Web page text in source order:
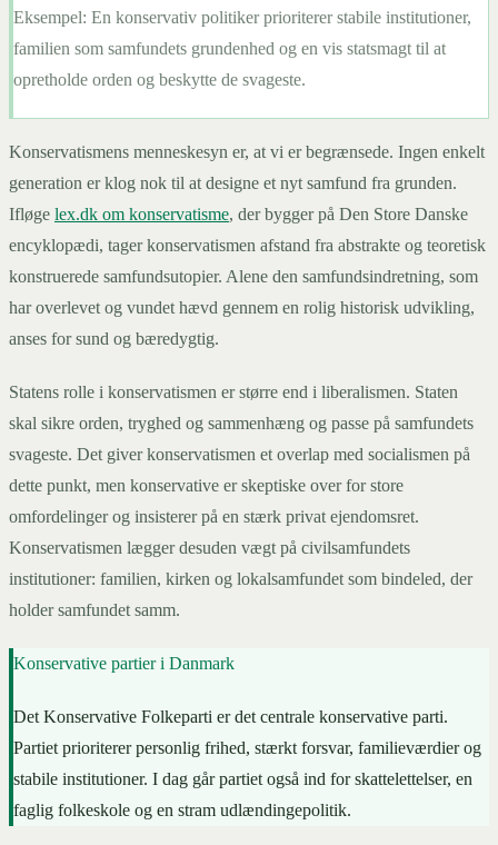
Eksempel: En konservativ politiker prioriterer stabile institutioner,
familien som samfundets grundenhed og en vis statsmagt til at
opretholde orden og beskytte de svageste.
Konservatismens menneskesyn er, at vi er begrænsede. Ingen enkelt
generation er klog nok til at designe et nyt samfund fra grunden.
Ifløge lex.dk om konservatisme, der bygger på Den Store Danske
encyklopædi, tager konservatismen afstand fra abstrakte og teoretisk
konstruerede samfundsutopier. Alene den samfundsindretning, som
har overlevet og vundet hævd gennem en rolig historisk udvikling,
anses for sund og bæredygtig.
Statens rolle i konservatismen er større end i liberalismen. Staten
skal sikre orden, tryghed og sammenhæng og passe på samfundets
svageste. Det giver konservatismen et overlap med socialismen på
dette punkt, men konservative er skeptiske over for store
omfordelinger og insisterer på en stærk privat ejendomsret.
Konservatismen lægger desuden vægt på civilsamfundets
institutioner: familien, kirken og lokalsamfundet som bindeled, der
holder samfundet samm.
Konservative partier i Danmark
Det Konservative Folkeparti er det centrale konservative parti.
Partiet prioriterer personlig frihed, stærkt forsvar, familieværdier og
stabile institutioner. I dag går partiet også ind for skattelettelser, en
faglig folkeskole og en stram udlændingepolitik.